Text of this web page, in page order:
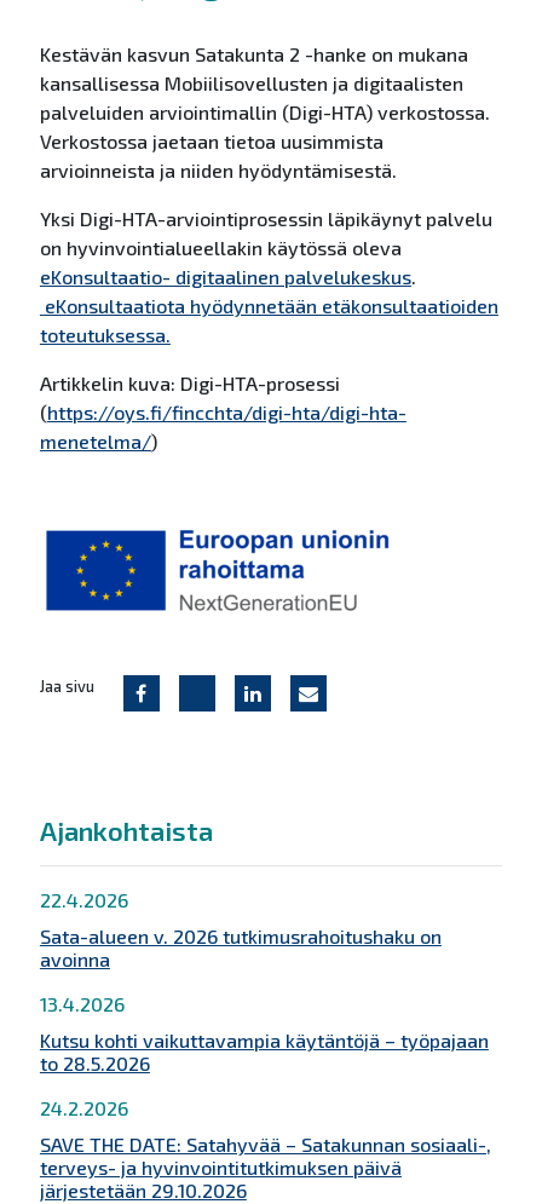
Kestävän kasvun Satakunta 2 -hanke on mukana
kansallisessa Mobiilisovellusten ja digitaalisten
palveluiden arviointimallin (Digi-HTA) verkostossa.
Verkostossa jaetaan tietoa uusimmista
arvioinneista ja niiden hyödyntämisestä.
Yksi Digi-HTA-arviointiprosessin läpikäynyt palvelu
on hyvinvointialueellakin käytössä oleva
eKonsultaatio- digitaalinen palvelukeskus.
eKonsultaatiota hyödynnetään etäkonsultaatioiden
toteutuksessa.
Artikkelin kuva: Digi-HTA-prosessi
(https://oys.fi/fincchta/digi-hta/digi-hta-
menetelma/)
Jaa sivu
Ajankohtaista
22.4.2026
Sata-alueen v. 2026 tutkimusrahoitushaku on
avoinna
13.4.2026
Kutsu kohti vaikuttavampia käytäntöjä – työpajaan
to 28.5.2026
24.2.2026
SAVE THE DATE: Satahyvää – Satakunnan sosiaali-,
terveys- ja hyvinvointitutkimuksen päivä
järjestetään 29.10.2026